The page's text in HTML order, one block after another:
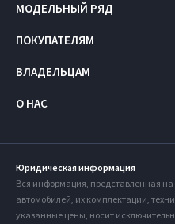
МОДЕЛЬНЫЙ РЯД
ПОКУПАТЕЛЯМ
ВЛАДЕЛЬЦАМ
О НАС
Юридическая информация
Вся информация, представленная
автомобилей, их комплектации,
указанные цены, носит